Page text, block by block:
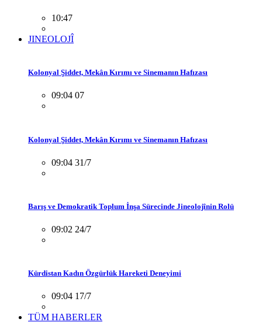
10:47
JINEOLOJÎ
Kolonyal Şiddet, Mekân Kırımı ve Sinemanın Hafızası
09:04 07
Kolonyal Şiddet, Mekân Kırımı ve Sinemanın Hafızası
09:04 31/7
Barış ve Demokratik Toplum İnşa Sürecinde Jineolojînin Rolü
09:02 24/7
Kürdistan Kadın Özgürlük Hareketi Deneyimi
09:04 17/7
TÜM HABERLER